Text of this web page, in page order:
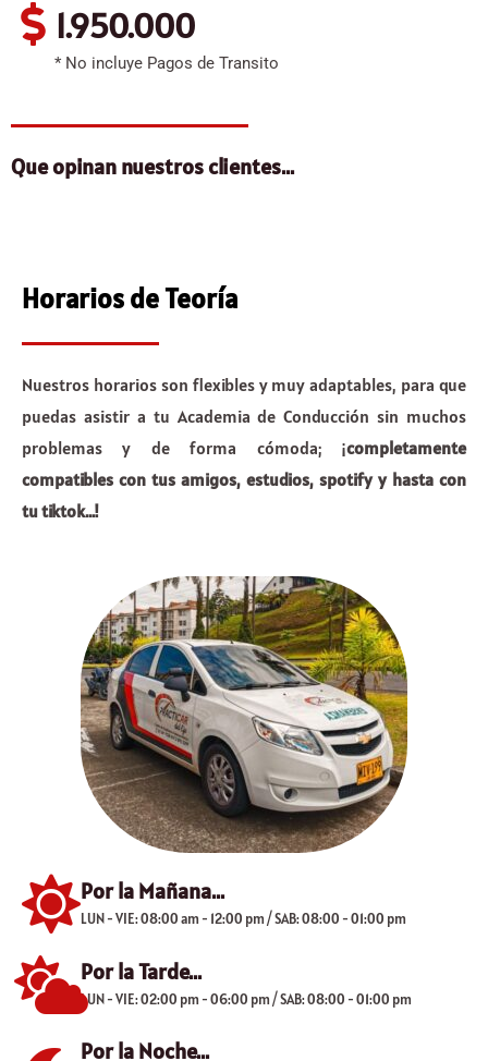
1.950.000
* No incluye Pagos de Transito
Que opinan nuestros clientes...
Horarios de Teoría
Nuestros horarios son flexibles y muy adaptables, para que
puedas asistir a tu Academia de Conducción sin muchos
problemas y de forma cómoda; ¡completamente
compatibles con tus amigos, estudios, spotify y hasta con
tu tiktok…!
Por la Mañana...
LUN - VIE: 08:00 am - 12:00 pm / SAB: 08:00 - 01:00 pm
Por la Tarde...
LUN - VIE: 02:00 pm - 06:00 pm / SAB: 08:00 - 01:00 pm
Por la Noche...